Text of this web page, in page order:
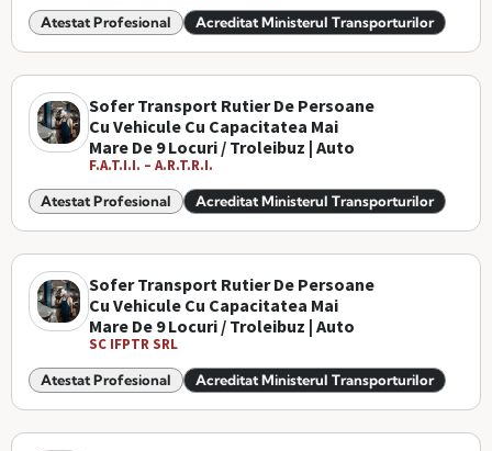
Atestat Profesional Acreditat Ministerul Transporturilor
Sofer Transport Rutier De Persoane
Cu Vehicule Cu Capacitatea Mai
Mare De 9 Locuri / Troleibuz | Auto
F.A.T.I.I. – A.R.T.R.I.
Atestat Profesional Acreditat Ministerul Transporturilor
Sofer Transport Rutier De Persoane
Cu Vehicule Cu Capacitatea Mai
Mare De 9 Locuri / Troleibuz | Auto
SC IFPTR SRL
Atestat Profesional Acreditat Ministerul Transporturilor